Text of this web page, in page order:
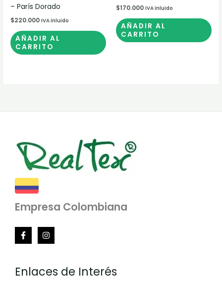
– París Dorado
$220.000 IVA inluido
AÑADIR AL
CARRITO
$170.000 IVA inluido
AÑADIR AL
CARRITO
Empresa Colombiana
Enlaces de Interés